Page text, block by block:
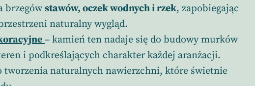
brzegów stawów, oczek wodnych i rzek, zapobiegając
naturalny wygląd.
– kamień ten nadaje się do budowy murków
i podkreślających charakter każdej aranżacji.
tworzenia naturalnych nawierzchni, które świetnie